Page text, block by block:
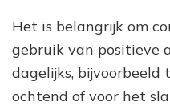
Het is belangrijk om
gebruik van positieve
dagelijks,
ochtend of voor het